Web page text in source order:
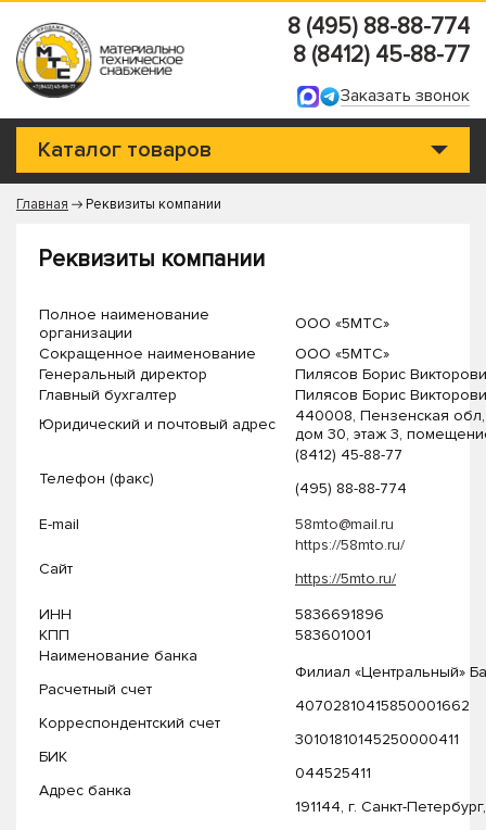
8 (495) 88-88-774
8 (8412) 45-88-77
Заказать звонок
Каталог товаров
Главная Реквизиты компании
Реквизиты компании
Полное наименование
организации
ООО «5МТС»
Сокращенное наименование
ООО «5МТС»
Генеральный директор
Пилясов Борис
Главный бухгалтер
Пилясов Борис
Юридический и почтовый адрес
440008, Пензенская обл,
дом 30, этаж 3,
Телефон (факс)
(8412) 45-88-77
(495) 88-88-774
E-mail
58mto@mail.ru
Сайт
https://58mto.ru/
https://5mto.ru/
ИНН
5836691896
КПП
583601001
Наименование банка
Расчетный счет
Корреспондентский счет
БИК
Адрес банка
Филиал «Центральный»
40702810415850001662
30101810145250000411
044525411
191144, г. Санкт-